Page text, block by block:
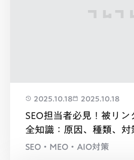
2025.10.18 2025.10.18
SEO担当者必見！被リン
全知識：原因、種類、対
SEO・MEO・AIO対策